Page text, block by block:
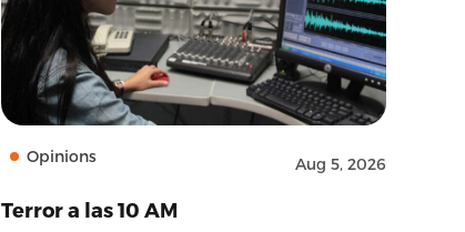
Opinions Aug 5, 2026
Terror a las 10 AM